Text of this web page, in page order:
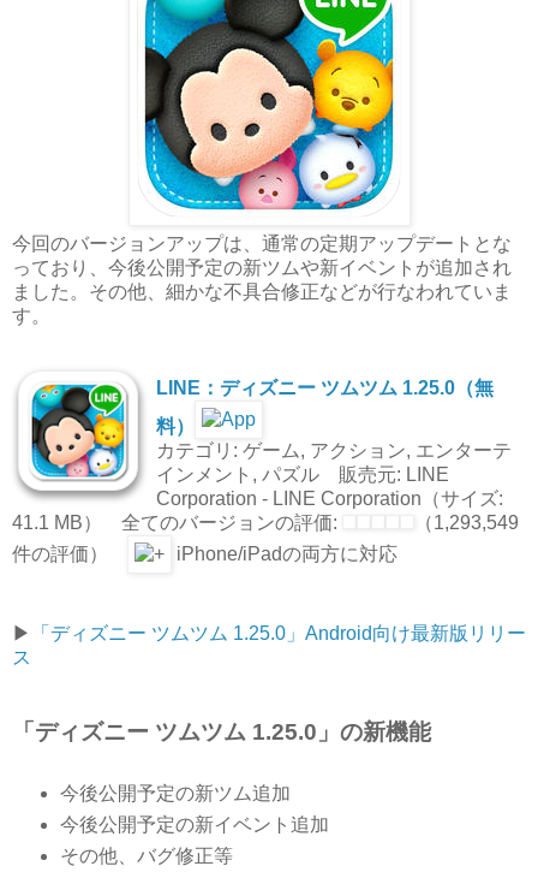
今回のバージョンアップは、通常の定期アップデートとな
っており、今後公開予定の新ツムや新イベントが追加され
ました。その他、細かな不具合修正などが行なわれていま
す。
LINE：ディズニー ツムツム 1.25.0（無
料）
カテゴリ: ゲーム, アクション, エンターテ
インメント, パズル 販売元: LINE
Corporation - LINE Corporation（サイズ:
41.1 MB） 全てのバージョンの評価:
（1,293,549
件の評価）
iPhone/iPadの両方に対応
▶︎
「ディズニー ツムツム 1.25.0」Android向け最新版リリー
ス
「ディズニー ツムツム 1.25.0」の新機能
今後公開予定の新ツム追加
今後公開予定の新イベント追加
その他、バグ修正等